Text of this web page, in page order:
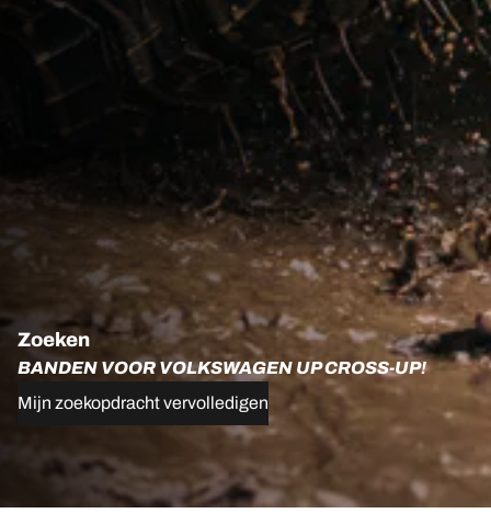
Zoeken
BANDEN VOOR VOLKSWAGEN UP CROSS-UP!
Mijn zoekopdracht vervolledigen